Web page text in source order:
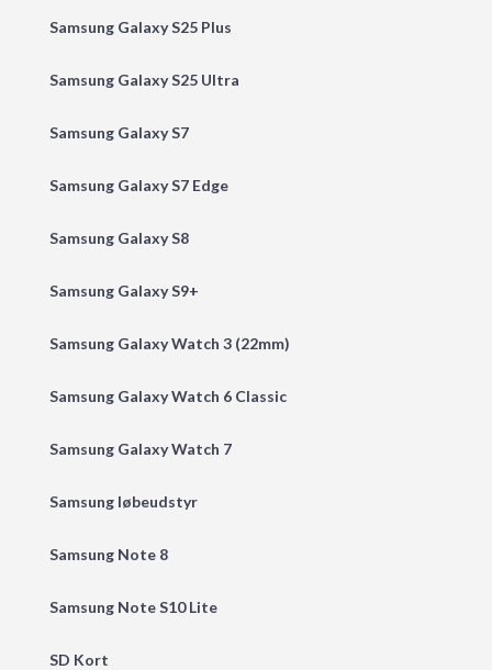
Samsung Galaxy S25 Plus
Samsung Galaxy S25 Ultra
Samsung Galaxy S7
Samsung Galaxy S7 Edge
Samsung Galaxy S8
Samsung Galaxy S9+
Samsung Galaxy Watch 3 (22mm)
Samsung Galaxy Watch 6 Classic
Samsung Galaxy Watch 7
Samsung løbeudstyr
Samsung Note 8
Samsung Note S10 Lite
SD Kort